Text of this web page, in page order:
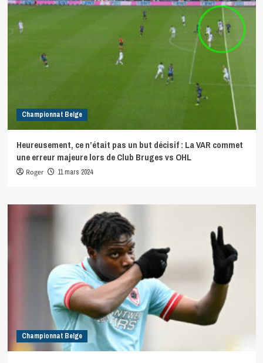
Championnat Belge
Heureusement, ce n’était pas un but décisif : La VAR commet
une erreur majeure lors de Club Bruges vs OHL
Roger 11 mars 2024
Championnat Belge